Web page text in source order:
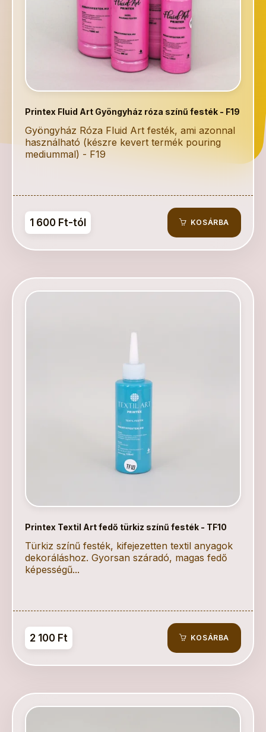
Printex Fluid Art Gyöngyház róza színű festék - F19
Gyöngyház Róza Fluid Art festék, ami azonnal
használható (készre kevert termék pouring
mediummal) - F19
1 600 Ft-tól KOSÁRBA
Printex Textil Art fedő türkiz színű festék - TF10
Türkiz színű festék, kifejezetten textil anyagok
dekoráláshoz. Gyorsan száradó, magas fedő
képességű...
2 100 Ft KOSÁRBA